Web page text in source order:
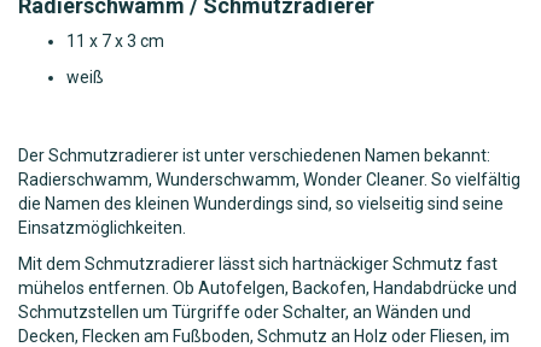
Radierschwamm / Schmutzradierer
11 x 7 x 3 cm
weiß
Der Schmutzradierer ist unter verschiedenen Namen bekannt:
Radierschwamm, Wunderschwamm, Wonder Cleaner. So vielfältig
die Namen des kleinen Wunderdings sind, so vielseitig sind seine
Einsatzmöglichkeiten.
Mit dem Schmutzradierer lässt sich hartnäckiger Schmutz fast
mühelos entfernen. Ob Autofelgen, Backofen, Handabdrücke und
Schmutzstellen um Türgriffe oder Schalter, an Wänden und
Decken, Flecken am Fußboden, Schmutz an Holz oder Fliesen, im